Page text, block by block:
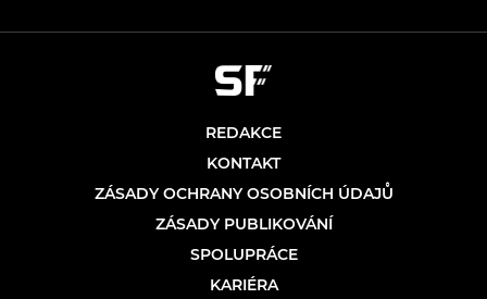
REDAKCE
KONTAKT
ZÁSADY OCHRANY OSOBNÍCH ÚDAJŮ
ZÁSADY PUBLIKOVÁNÍ
SPOLUPRÁCE
KARIÉRA